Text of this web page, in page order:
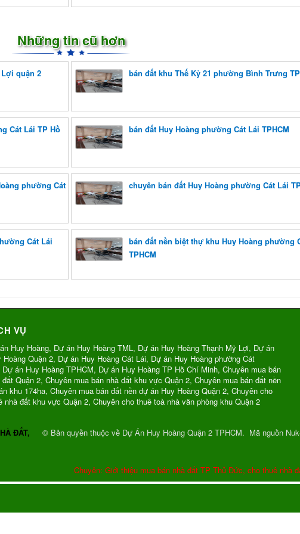
Những tin cũ hơn
quận 2
bán đất khu Thế Kỷ 21 phường Bình Trưng
Cát Lái TP Hồ
bán đất Huy Hoàng phường Cát Lái TPHCM
phường Cát
chuyên bán đất Huy Hoàng phường Cát Lái
Cát Lái
bán đất nền biệt thự khu Huy Hoàng phường
TPHCM
VỤ
Huy Hoàng, Dự án Huy Hoàng TML, Dự án Huy Hoàng Thạnh Mỹ Lợi, Dự án
Hoàng Quận 2, Dự án Huy Hoàng Cát Lái, Dự án Huy Hoàng phường Cát
Dự án Huy Hoàng TPHCM, Dự án Huy Hoàng TP Hồ Chí Minh, Chuyên mua bán
đất Quận 2, Chuyên mua bán nhà đất khu vực Quận 2, Chuyên mua bán đất nền
khu 174ha, Chuyên mua bán đất nền dự án Huy Hoàng Quận 2, Chuyên cho
nhà đất khu vực Quận 2, Chuyên cho thuê toà nhà văn phòng khu Quận 2
ĐẤT,
© Bản quyền thuộc về Dự Án Huy Hoàng Quận 2 TPHCM. Mã nguồn
Chuyên: Giới thiệu mua bán nhà đất TP Thủ Đức, cho thuê